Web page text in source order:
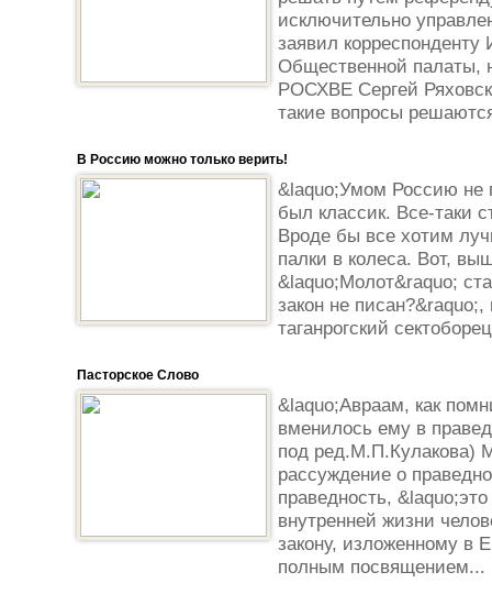
исключительно
заявил
Общественной палаты,
РОСХВЕ Сергей
такие вопросы
В Россию можно только верить!
&laquo;Умом Россию не
был классик. Все-таки
Вроде бы все хотим
палки в колеса. Вот,
&laquo;Молот&raquo;
закон не
таганрогский
Пасторское Слово
&laquo;Авраам, как
вменилось ему в
под ред.М.П.Кулакова)
рассуждение о
праведность,
внутренней жизни
закону, изложенному в
полным посвящением...